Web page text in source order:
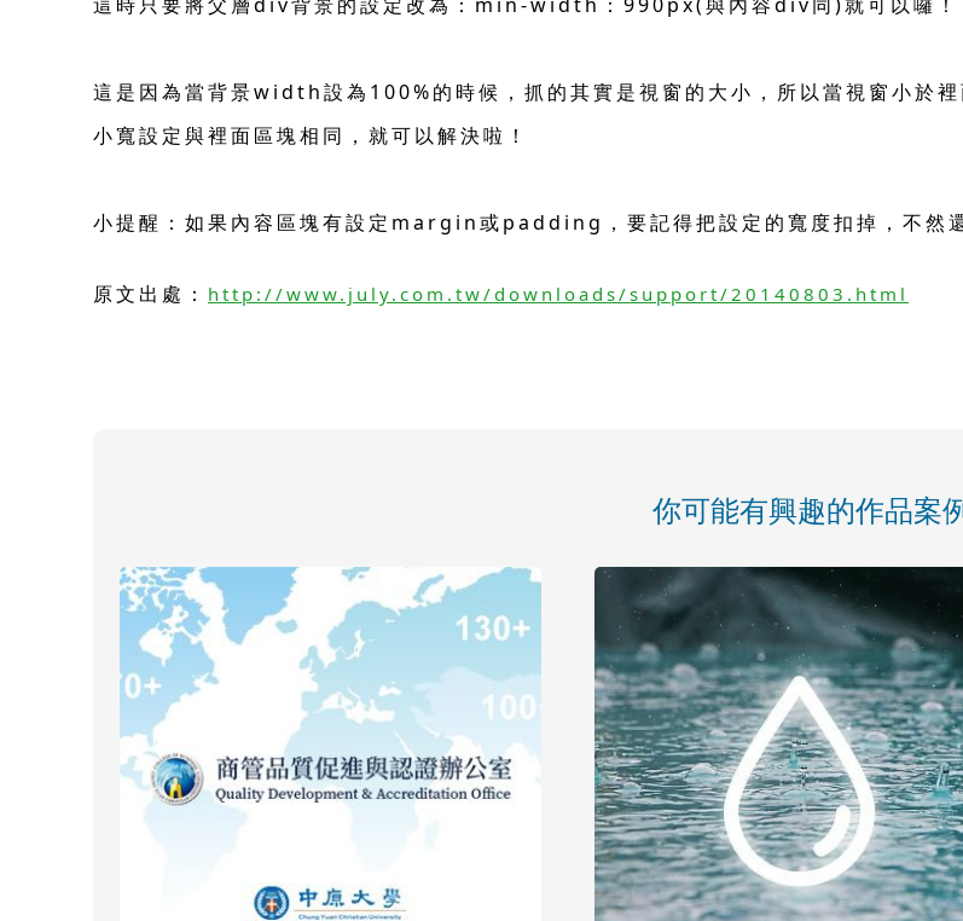
這是因為當背景width設為100%的時候，抓的其實是視窗的大小，所以當視窗小於
小寬設定與裡面區塊相同，就可以解決啦！
小提醒：如果內容區塊有設定margin或padding，要記得把設定的寬度扣掉，不然
原文出處： http://www.july.com.tw/downloads/support/20140803.html
你可能有興趣的作品案